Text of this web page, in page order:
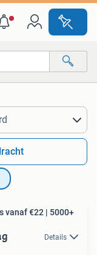
vanaf €22 | 5000+
Details